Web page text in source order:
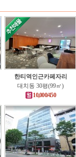
한티역인근카페자리
대치동 30평(99㎡)
10,000/450